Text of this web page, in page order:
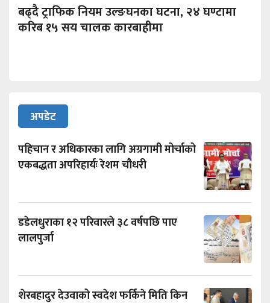
बढ्दै ट्राफिक नियम उल्ङघनका घटना, २४ घण्टामा
करिब १५ सय चालक कारबाहीमा
अपडेट
पहिचान र अधिकारका लागि अग्रगामी मोर्चाको
एकबद्धता अपरिहार्यः रेशम चौधरी
डडेलधुराका १२ परिवारले ३८ वर्षपछि पाए
लालपुर्जा
शेरबहादुर देउवाको स्वदेश फर्किने मिति किन